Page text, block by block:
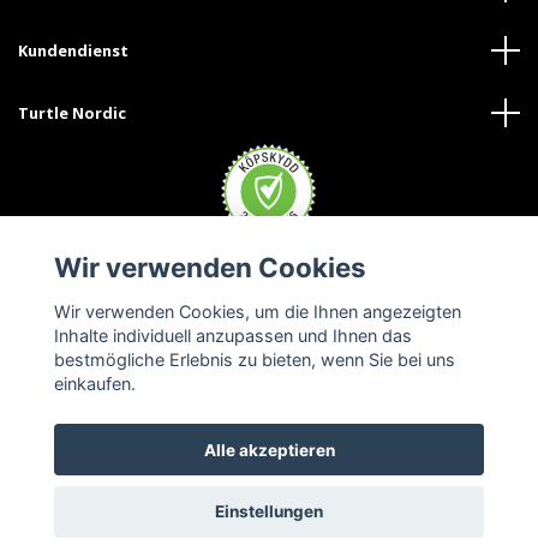
Kundendienst
Turtle Nordic
© 2026 Turtle Nordic - Deutschland
Wir verwenden Cookies
Wir verwenden Cookies, um die Ihnen angezeigten
Inhalte individuell anzupassen und Ihnen das
bestmögliche Erlebnis zu bieten, wenn Sie bei uns
einkaufen.
Alle akzeptieren
Einstellungen